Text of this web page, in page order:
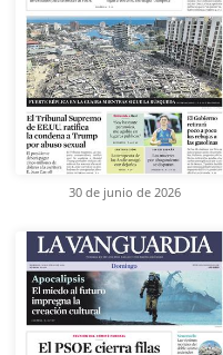
30 de junio de 2026